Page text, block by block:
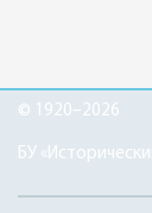
© 1920–2026
БУ